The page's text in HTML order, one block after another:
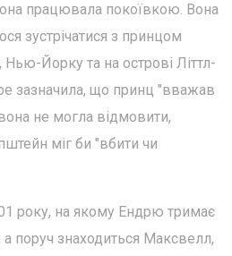
працювала покоївкою. Вона
зустрічатися з принцом
Йорку та на острові Літтл-
що принц "вважав
не могла відмовити,
міг би "вбити чи
року, на якому Ендрю тримає
поруч знаходиться Максвелл,